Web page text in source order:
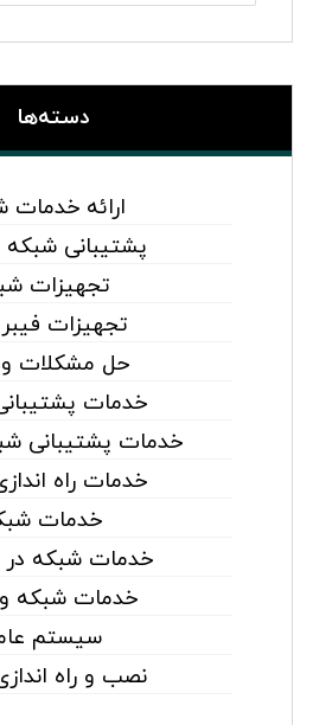
دسته‌ها
ارائه خدمات
پشتیبانی شبکه
تجهیزات
تجهیزات
حل مشکلات
خدمات
خدمات پشتیبانی
خدمات راه
خدمات
خدمات شبکه در
خدمات شبکه
سیستم
نصب و راه